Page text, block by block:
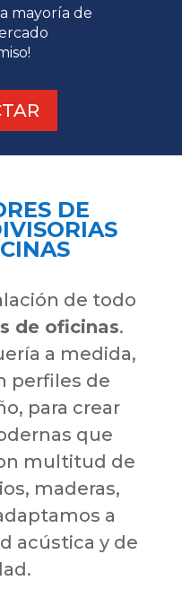
mayoría de
DE
de todo
de oficinas.
a medida,
perfiles de
para crear
que
multitud de
maderas,
a
acústica y de